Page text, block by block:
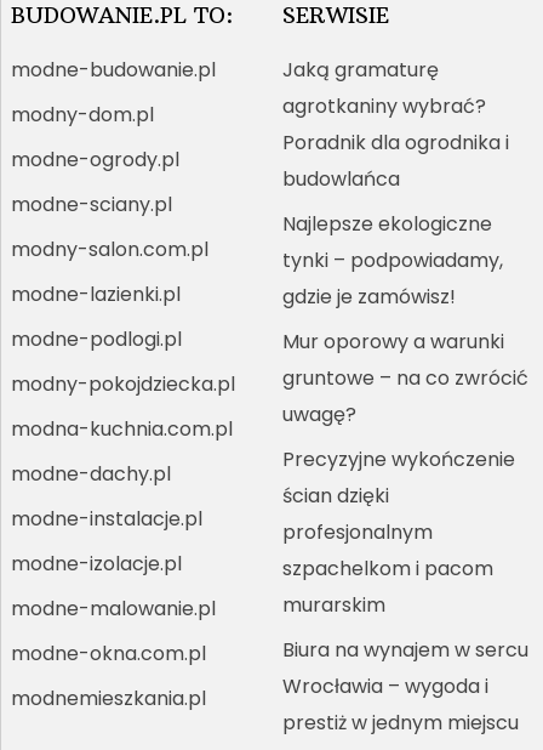
BUDOWANIE.PL TO:
modne-budowanie.pl
modny-dom.pl
modne-ogrody.pl
modne-sciany.pl
modny-salon.com.pl
modne-lazienki.pl
modne-podlogi.pl
modny-pokojdziecka.pl
modna-kuchnia.com.pl
modne-dachy.pl
modne-instalacje.pl
modne-izolacje.pl
modne-malowanie.pl
modne-okna.com.pl
modnemieszkania.pl
SERWISIE
Jaką gramaturę
agrotkaniny wybrać?
Poradnik dla ogrodnika i
budowlańca
Najlepsze ekologiczne
tynki – podpowiadamy,
gdzie je zamówisz!
Mur oporowy a warunki
gruntowe – na co zwrócić
uwagę?
Precyzyjne wykończenie
ścian dzięki
profesjonalnym
szpachelkom i pacom
murarskim
Biura na wynajem w sercu
Wrocławia – wygoda i
prestiż w jednym miejscu